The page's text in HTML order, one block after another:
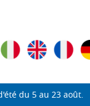
du 5 au 23 août.